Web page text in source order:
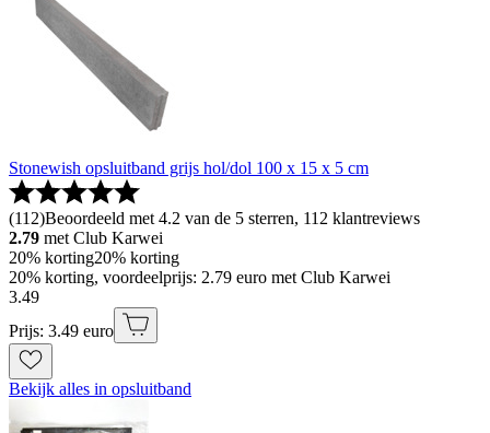
Stonewish opsluitband grijs hol/dol 100 x 15 x 5 cm
(112)Beoordeeld met 4.2 van de 5 sterren, 112 klantreviews
2.79 met Club Karwei
20% korting20% korting
20% korting, voordeelprijs: 2.79 euro met Club Karwei
3.49
Prijs: 3.49 euro
Bekijk alles in opsluitband